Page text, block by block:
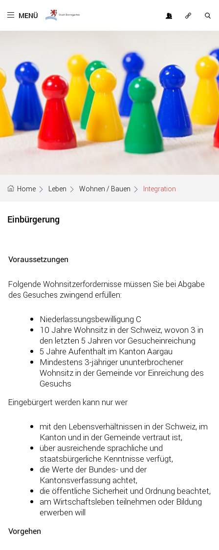
Kopfzeile
MENÜ
Inhalt
Home Leben Wohnen / Bauen Integration
Einbürgerung
Voraussetzungen
Folgende Wohnsitzerfordernisse müssen Sie bei Abgabe
des Gesuches zwingend erfüllen:
Niederlassungsbewilligung C
10 Jahre Wohnsitz in der Schweiz, wovon 3 in
den letzten 5 Jahren vor Gesucheinreichung
5 Jahre Aufenthalt im Kanton Aargau
Mindestens 3-jähriger ununterbrochener
Wohnsitz in der Gemeinde vor Einreichung des
Gesuchs
Eingebürgert werden kann nur wer
mit den Lebensverhältnissen in der Schweiz, im
Kanton und in der Gemeinde vertraut ist,
über ausreichende sprachliche und
staatsbürgerliche Kenntnisse verfügt,
die Werte der Bundes- und der
Kantonsverfassung achtet,
die öffentliche Sicherheit und Ordnung beachtet,
am Wirtschaftsleben teilnehmen oder Bildung
erwerben will
Vorgehen